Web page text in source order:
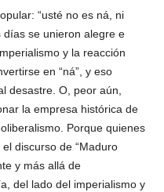
“usté no es ná, ni
se unieron alegre e
y la reacción
en “ná”, y eso
desastre. O, peor aún,
la empresa histórica de
Porque quienes
discurso de “Maduro
y más allá de
del lado del imperialismo y